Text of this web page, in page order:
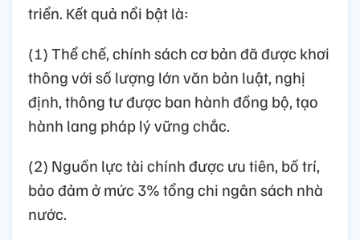
triển. Kết quả nổi bật là:
(1) Thể chế, chính sách cơ bản đã được khơi
thông với số lượng lớn văn bản luật, nghị
định, thông tư được ban hành đồng bộ, tạo
hành lang pháp lý vững chắc.
(2) Nguồn lực tài chính được ưu tiên, bố trí,
bảo đảm ở mức 3% tổng chi ngân sách nhà
nước.